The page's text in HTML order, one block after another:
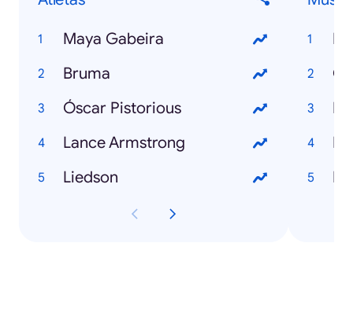
Maya Gabeira
Bruma
Óscar Pistorious
Lance Armstrong
Liedson
I